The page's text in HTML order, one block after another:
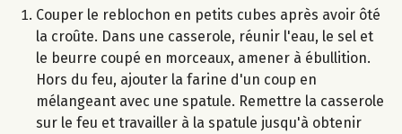
Couper le reblochon en petits cubes après avoir ôté
la croûte. Dans une casserole, réunir l'eau, le sel et
le beurre coupé en morceaux, amener à ébullition.
Hors du feu, ajouter la farine d'un coup en
mélangeant avec une spatule. Remettre la casserole
sur le feu et travailler à la spatule jusqu'à obtenir